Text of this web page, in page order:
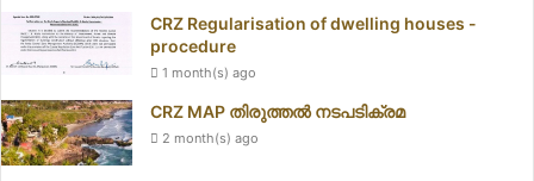
CRZ Regularisation of dwelling houses -
procedure
1 month(s) ago
CRZ MAP തിരുത്തൽ നടപടിക്രമ
2 month(s) ago